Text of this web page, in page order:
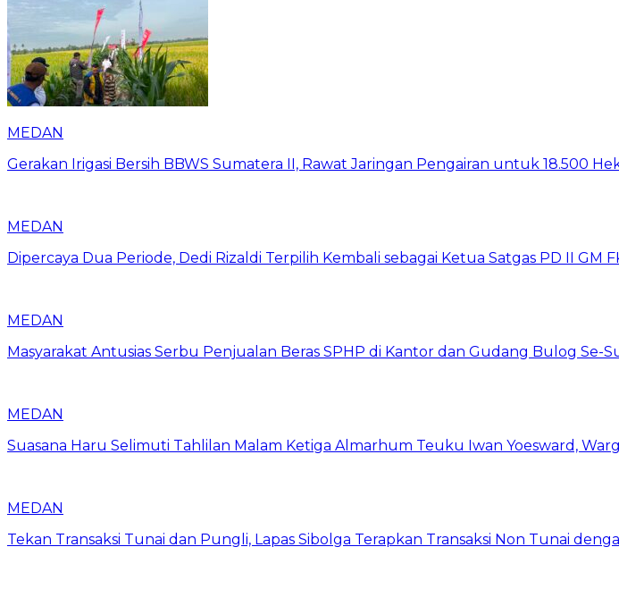
MEDAN
Gerakan Irigasi Bersih BBWS Sumatera II, Rawat Jaringan Pengairan untuk 18.500
MEDAN
Dipercaya Dua Periode, Dedi Rizaldi Terpilih Kembali sebagai Ketua Satgas PD II GM
MEDAN
Masyarakat Antusias Serbu Penjualan Beras SPHP di Kantor dan Gudang Bulog Se-
MEDAN
Suasana Haru Selimuti Tahlilan Malam Ketiga Almarhum Teuku Iwan Yoesward,
MEDAN
Tekan Transaksi Tunai dan Pungli, Lapas Sibolga Terapkan Transaksi Non Tunai